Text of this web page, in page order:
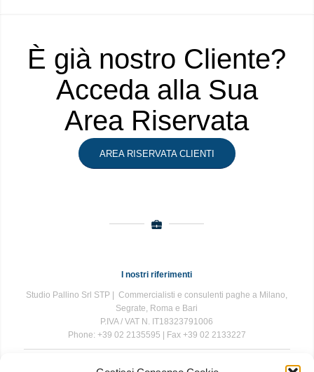
È già nostro Cliente?
Acceda alla Sua
Area Riservata
AREA RISERVATA CLIENTI
I nostri riferimenti
Studio Pallino Srl STP | Commercialisti e consulenti paghe a Milano,
Segrate, Roma e Bari
P.IVA / VAT N. IT18323791006
Phone: +39 02 2135595 | Fax +39 02 2133227